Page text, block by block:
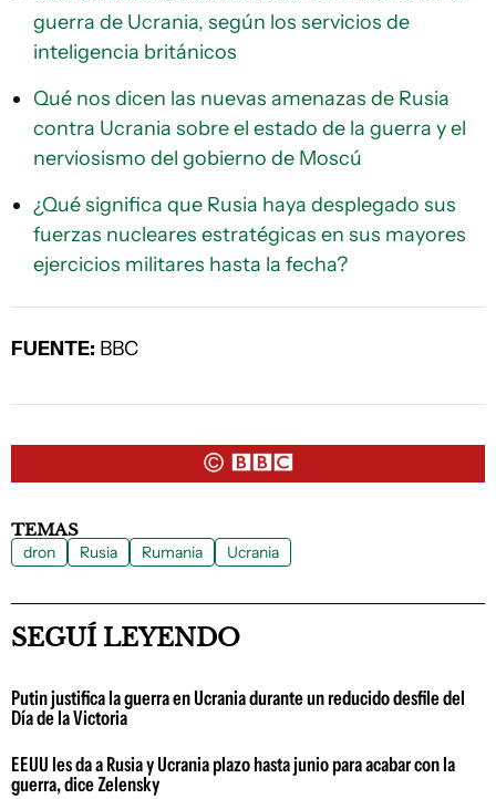
guerra de Ucrania, según los servicios de
inteligencia británicos
Qué nos dicen las nuevas amenazas de Rusia
contra Ucrania sobre el estado de la guerra y el
nerviosismo del gobierno de Moscú
¿Qué significa que Rusia haya desplegado sus
fuerzas nucleares estratégicas en sus mayores
ejercicios militares hasta la fecha?
FUENTE: BBC
TEMAS
dron Rusia Rumania Ucrania
SEGUÍ LEYENDO
Putin justifica la guerra en Ucrania durante un reducido desfile del
Día de la Victoria
EEUU les da a Rusia y Ucrania plazo hasta junio para acabar con la
guerra, dice Zelensky